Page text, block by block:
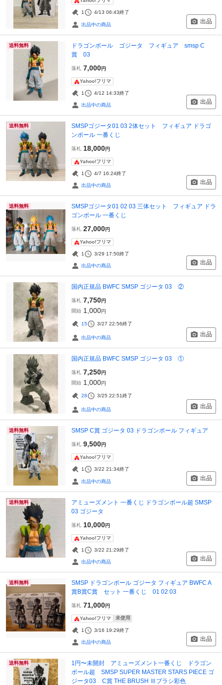
1 4/13 06:43終了
出品中の商品 出品
送料無料
ドラゴンボール ゴジータ フィギュア smsp C
賞 03
落札 7,000円
Yahoo!フリマ
1 4/12 14:33終了
出品中の商品 出品
送料無料
SMSPゴジータ01 03 2体セット フィギュア ドラゴ
ンボール 一番くじ
落札 18,000円
Yahoo!フリマ
1 4/7 16:24終了
出品中の商品 出品
送料無料
SMSPゴジータ01 02 03 三体セット フィギュア ドラ
ゴンボール 一番くじ
落札 27,000円
Yahoo!フリマ
1 3/29 17:50終了
出品中の商品 出品
国内正規品 BWFC SMSP ゴジータ 03 ②
落札 7,750円
開始 1,000円
15 3/27 22:56終了
出品中の商品 出品
国内正規品 BWFC SMSP ゴジータ 03 ①
落札 7,250円
開始 1,000円
28 3/25 22:51終了
出品中の商品 出品
送料無料 SMSP C賞 ゴジータ 03 ドラゴンボール フィギュア
落札 9,500円
Yahoo!フリマ
1 3/22 21:34終了
出品中の商品 出品
送料無料
アミューズメント 一番くじ ドラゴンボール超 SMSP
03 ゴジータ
落札 10,000円
Yahoo!フリマ
1 3/22 21:29終了
出品中の商品 出品
送料無料
SMSP ドラゴンボール ゴジータ フィギュア BWFC A
賞B賞C賞 セット 一番くじ 01 02 03
落札 71,000円
Yahoo!フリマ 未使用
1 3/16 19:29終了
出品中の商品 出品
送料無料
1円〜未開封 アミューズメント一番くじ ドラゴン
ボール超 SMSP SUPER MASTER STARS PIECE ゴ
ジータ03 C賞 THE BRUSH Ⅲブラシ彩色